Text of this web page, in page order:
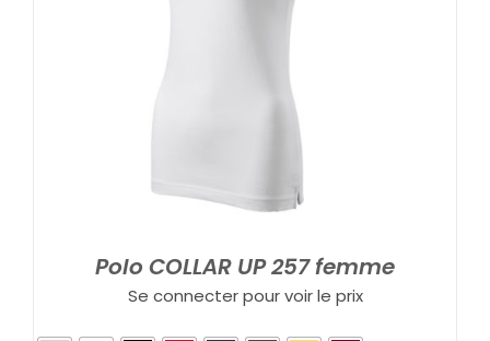
Polo COLLAR UP 257 femme
Se connecter pour voir le prix